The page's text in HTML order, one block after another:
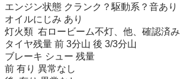
エンジン状態 クランク？駆動系？音あり
オイルにじみ あり
灯火類  右ロービーム不灯、他、確認済み
タイヤ残量 前 3分山 後 3/3分山
ブレーキ シュー 残量
前 有り 異常なし